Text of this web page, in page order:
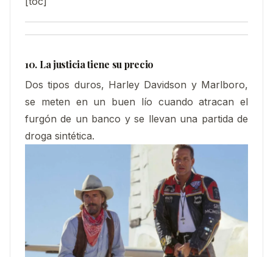
10. La justicia tiene su precio
Dos tipos duros, Harley Davidson y Marlboro,
se meten en un buen lío cuando atracan el
furgón de un banco y se llevan una partida de
droga sintética.